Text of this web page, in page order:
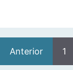
Anterior 1